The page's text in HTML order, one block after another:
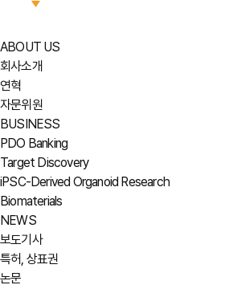
ABOUT US
회사소개
연혁
자문위원
BUSINESS
PDO Banking
Target Discovery
iPSC-Derived Organoid Research
Biomaterials
NEWS
보도기사
특허, 상표권
논문